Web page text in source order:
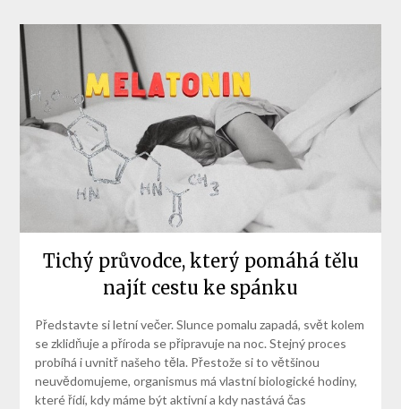
Tichý průvodce, který pomáhá tělu
najít cestu ke spánku
Představte si letní večer. Slunce pomalu zapadá, svět kolem
se zklidňuje a příroda se připravuje na noc. Stejný proces
probíhá i uvnitř našeho těla. Přestože si to většinou
neuvědomujeme, organismus má vlastní biologické hodiny,
které řídí, kdy máme být aktivní a kdy nastává čas